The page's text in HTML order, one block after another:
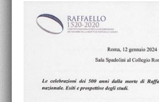
FFMAAM
CONFERENZE